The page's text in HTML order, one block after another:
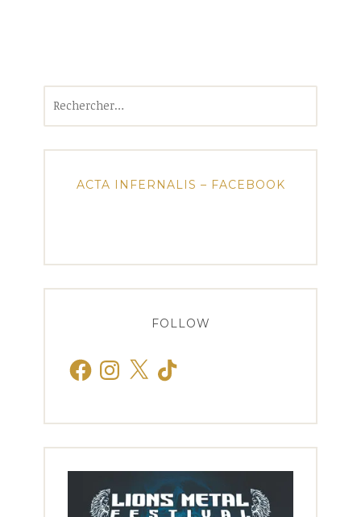
ACTA INFERNALIS – FACEBOOK
FOLLOW
FacebookInstagram
X TikTok